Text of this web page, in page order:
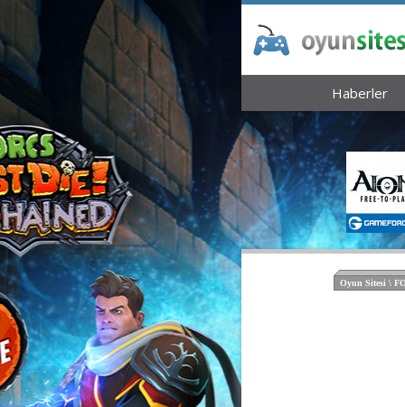
Haberler
Oyun Sitesi \